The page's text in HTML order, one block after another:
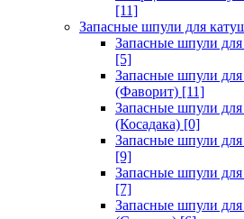
[11]
Запасные шпули для
Запасные шпули
[5]
Запасные шпули
(Фаворит) [11]
Запасные шпули
(Косадака) [0]
Запасные шпули
[9]
Запасные шпули
[7]
Запасные шпули